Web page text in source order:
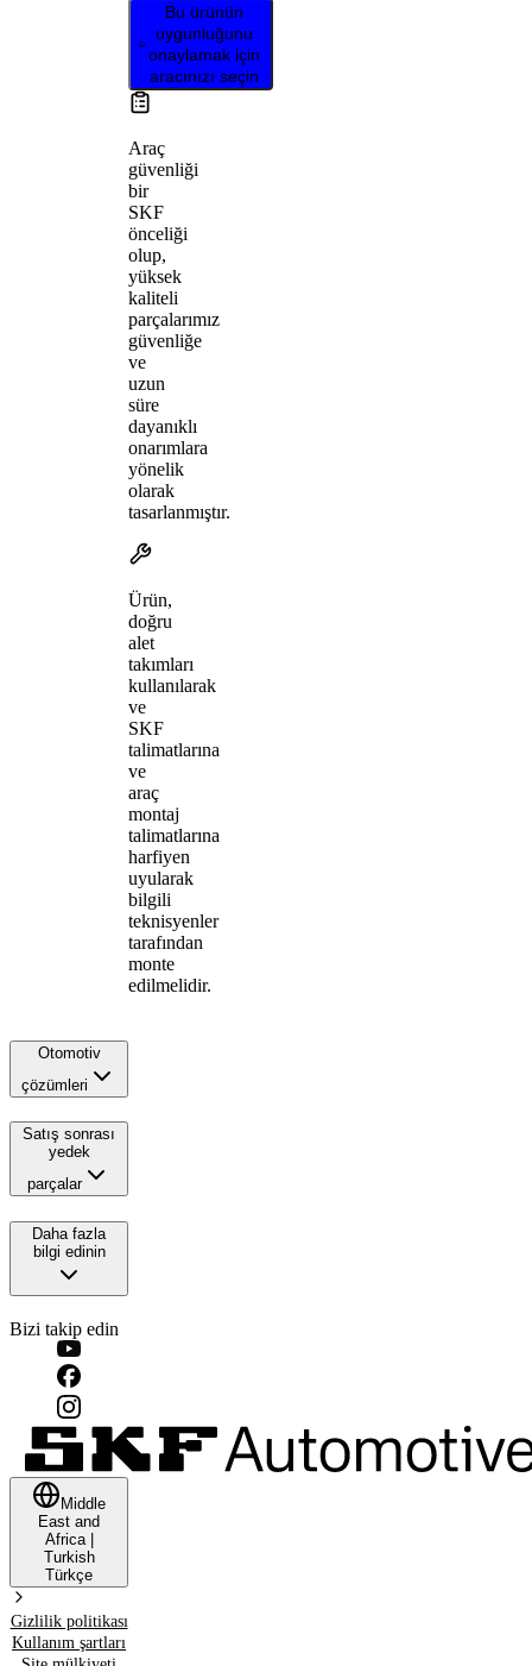
Bu ürünün
uygunluğunu
onaylamak için
aracınızı seçin
Araç
güvenliği
bir
SKF
önceliği
olup,
yüksek
kaliteli
parçalarımız
güvenliğe
ve
uzun
süre
dayanıklı
onarımlara
yönelik
olarak
tasarlanmıştır.
Ürün,
doğru
alet
takımları
kullanılarak
ve
SKF
talimatlarına
ve
araç
montaj
talimatlarına
harfiyen
uyularak
bilgili
teknisyenler
tarafından
monte
edilmelidir.
Otomotiv
çözümleri
Satış sonrası
yedek
parçalar
Daha fazla
bilgi edinin
Bizi takip edin
Middle
East and
Africa|
Turkish
Türkçe
Gizlilik politikası
Kullanım şartları